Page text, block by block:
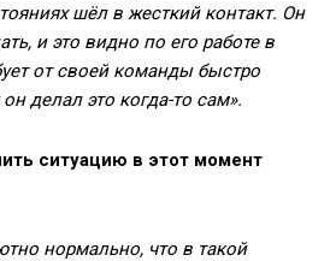
шёл в жесткий контакт. Он
и это видно по его работе в
от своей команды быстро
делал это когда-то сам».
ситуацию в этот момент
нормально, что в такой